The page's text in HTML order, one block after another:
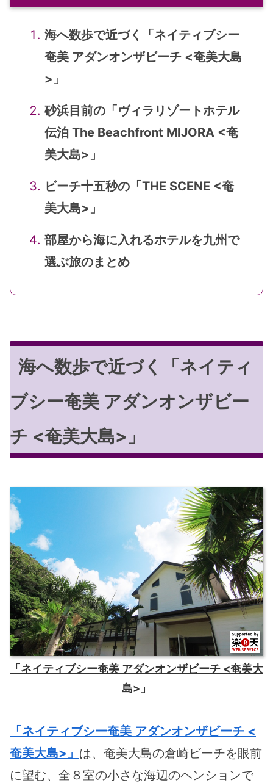
海へ数歩で近づく「ネイティブシー
奄美 アダンオンザビーチ <奄美大島
>」
砂浜目前の「ヴィラリゾートホテル
伝泊 The Beachfront MIJORA <奄
美大島>」
ビーチ十五秒の「THE SCENE <奄
美大島>」
部屋から海に入れるホテルを九州で
選ぶ旅のまとめ
海へ数歩で近づく「ネイティ
ブシー奄美 アダンオンザビー
チ <奄美大島>」
「ネイティブシー奄美 アダンオンザビーチ <奄美大
島>」
「ネイティブシー奄美 アダンオンザビーチ <
奄美大島>」 は、奄美大島の倉崎ビーチを眼前
に望む、全８室の小さな海辺のペンションで